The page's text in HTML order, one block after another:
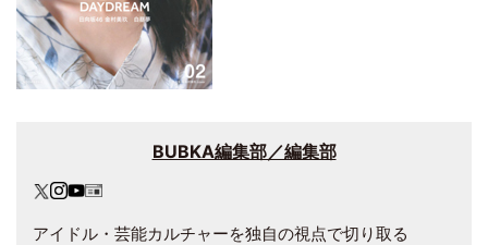
BUBKA編集部／編集部
アイドル・芸能カルチャーを独自の視点で切り取る